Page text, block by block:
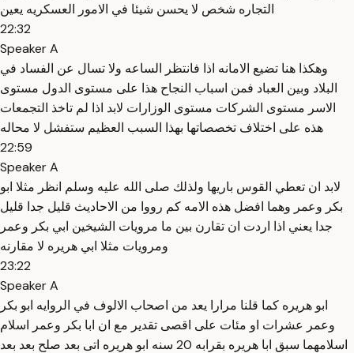
التجاره شخص لا يحسن شيئا في الامور العسكريه يعين
22:32
Speaker A
وهكذا هنا تضيع الامانه اذا فانتظر الساعه ولا تسال عن الفساد في
البلاد وبين العباد فمن اسباب النجاح هذا على مستوى الدول مستوى
الاسر مستوى الشركات مستوى الوزارات لابد اذا لم تاخذ التجمعات
هذه على اختلاف تخصصاتها بهذا السبب العظيم ستفشل لا محاله
22:59
Speaker A
لابد ان تعطي القوس باريها ولذلك صلى الله عليه وسلم انظر مثلا ابو
بكر وعمر وهما افضل هذه الامه كم رووا من الاحاديث قليل جدا قليل
جدا يعني اذا اردت ان تقارن بين ما مرويات الشيخين ابي بكر وعمر
ومرويات مثلا ابي هريره لا مقارنه
23:22
Speaker A
ابو هريره كما قلنا مرارا يعد من اصحاب الالوف في الروايه ابو بكر
وعمر عشرات او مئات على اقصى تقدير مع ان ابا بكر وعمر اسلام
اسلامهما سبق ابا هريره بقرابه 20 سنه ابو هريره اتى بعد صلح بعد بعد